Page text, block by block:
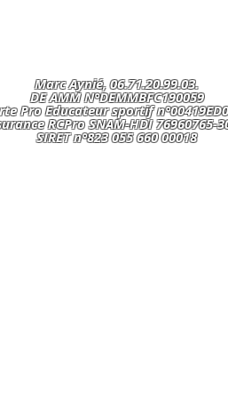
Marc Aynié, 06.71.20.99.03.
DE AMM N°DEMMBFC190059
Pro Educateur sportif
RCPro SNAM-HDI 76960765-
SIRET n°823 055 660 00018